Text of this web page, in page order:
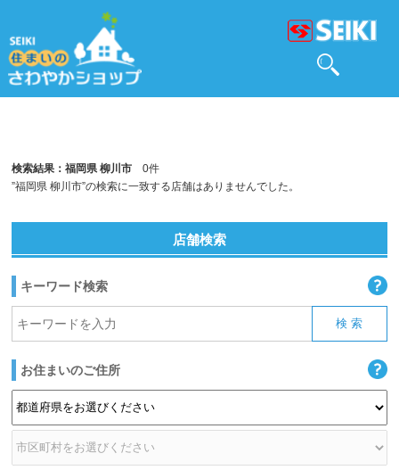
検索結果：福岡県 柳川市 0件
”福岡県 柳川市”の検索に一致する店舗はありませんでした。
店舗検索
キーワード検索
お住まいのご住所